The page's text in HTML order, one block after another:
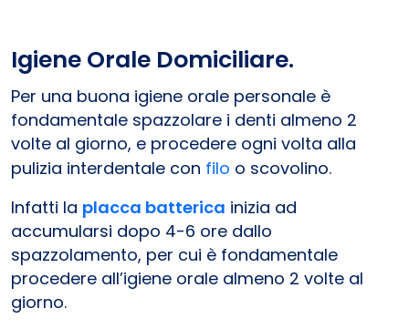
Igiene Orale Domiciliare.
Per una buona igiene orale personale è
fondamentale spazzolare i denti almeno 2
volte al giorno, e procedere ogni volta alla
pulizia interdentale con filo o scovolino.
Infatti la placca batterica inizia ad
accumularsi dopo 4-6 ore dallo
spazzolamento, per cui è fondamentale
procedere all’igiene orale almeno 2 volte al
giorno.